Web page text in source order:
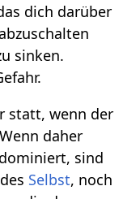
dich darüber
sinken.
statt, wenn der
daher
sind
des Selbst, noch